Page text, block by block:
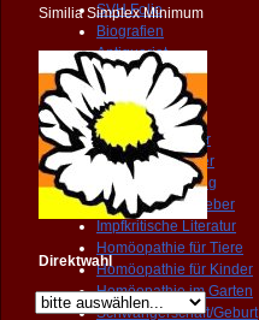
SVH Folio
Biografien
Antiquariat
Fachliteratur
Reportagen
Publikationen
Arzneimittelbilder
Patientenratgeber
Selbstbehandlung
Gesundheitsratgeber
Impfkritische Literatur
Homöopathie für Tiere
Homöopathie für Kinder
Homöopathie im Garten
Schwangerschaft/Geburt
Similia Simplex Minimum
Direktwahl